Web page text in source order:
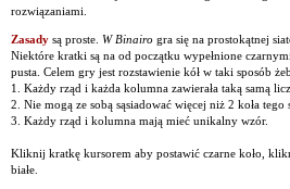
rozwiązaniami.
Zasady są proste. W Binairo gra się na prostokątnej
Niektóre kratki są na od początku wypełnione
pusta. Celem gry jest rozstawienie kół w taki sposób
1. Każdy rząd i każda kolumna zawierała taką samą
2. Nie mogą ze sobą sąsiadować więcej niż 2 koła tego
3. Każdy rząd i kolumna mają mieć unikalny wzór.
Kliknij kratkę kursorem aby postawić czarne koło,
białe.